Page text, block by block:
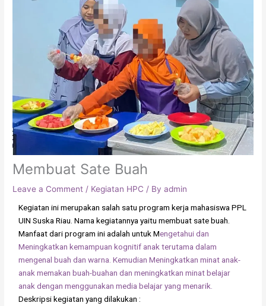
Membuat Sate Buah
Leave a Comment / Kegiatan HPC / Byadmin
Kegiatan ini merupakan salah satu program kerja mahasiswa PPL
UIN Suska Riau. Nama kegiatannya yaitu membuat sate buah.
Manfaat dari program ini adalah untuk Mengetahui dan
Meningkatkan kemampuan kognitif anak terutama dalam
mengenal buah dan warna. Kemudian Meningkatkan minat anak-
anak memakan buah-buahan dan meningkatkan minat belajar
anak dengan menggunakan media belajar yang menarik.
Deskripsi kegiatan yang dilakukan :